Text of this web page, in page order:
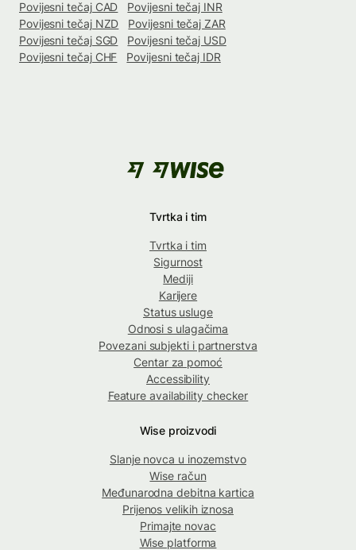
Povijesni tečaj CAD
Povijesni tečaj INR
Povijesni tečaj NZD
Povijesni tečaj ZAR
Povijesni tečaj SGD
Povijesni tečaj USD
Povijesni tečaj CHF
Povijesni tečaj IDR
Tvrtka i tim
Tvrtka i tim
Sigurnost
Mediji
Karijere
Status usluge
Odnosi s ulagačima
Povezani subjekti i partnerstva
Centar za pomoć
Accessibility
Feature availability checker
Wise proizvodi
Slanje novca u inozemstvo
Wise račun
Međunarodna debitna kartica
Prijenos velikih iznosa
Primajte novac
Wise platforma